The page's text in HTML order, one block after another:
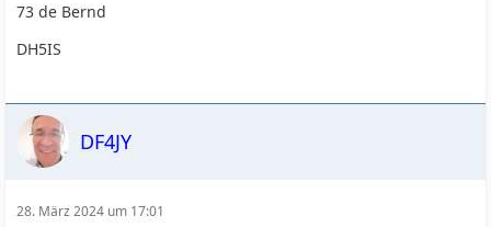
73 de Bernd
DH5IS
DF4JY
28. März 2024 um 17:01